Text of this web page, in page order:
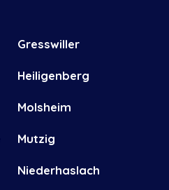
Gresswiller
Heiligenberg
Molsheim
Mutzig
Niederhaslach